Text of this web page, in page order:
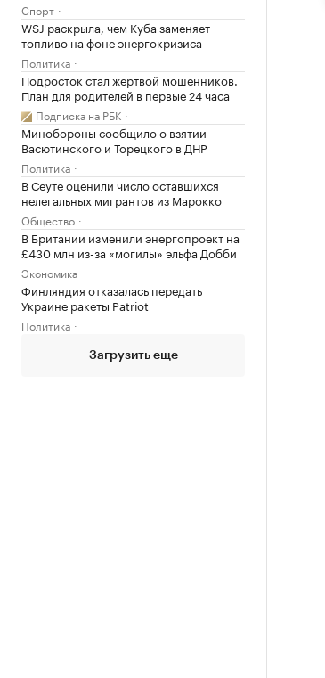
Спорт
WSJ раскрыла, чем Куба заменяет
топливо на фоне энергокризиса
Политика
Подросток стал жертвой мошенников.
План для родителей в первые 24 часа
Подписка на РБК
Минобороны сообщило о взятии
Васютинского и Торецкого в ДНР
Политика
В Сеуте оценили число оставшихся
нелегальных мигрантов из Марокко
Общество
В Британии изменили энергопроект на
£430 млн из-за «могилы» эльфа Добби
Экономика
Финляндия отказалась передать
Украине ракеты Patriot
Политика
Загрузить еще